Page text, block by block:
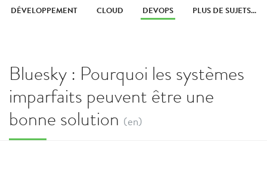
DÉVELOPPEMENT CLOUD DEVOPS PLUS DE SUJETS...
Bluesky : Pourquoi les systèmes
imparfaits peuvent être une
bonne solution (en)